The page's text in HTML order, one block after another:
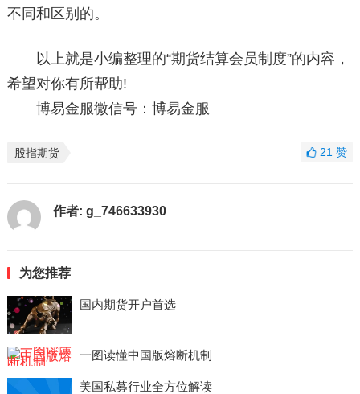
不同和区别的。
以上就是小编整理的“期货结算会员制度”的内容，
希望对你有所帮助!
博易金服微信号：博易金服
股指期货 21赞
作者: g_746633930
为您推荐
国内期货开户首选
一图读懂中国版熔断机制
美国私募行业全方位解读